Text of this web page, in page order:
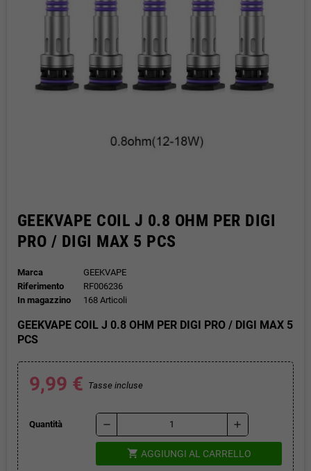
GEEKVAPE COIL J 0.8 OHM PER DIGI
PRO / DIGI MAX 5 PCS
Marca
GEEKVAPE
Riferimento
RF006236
In magazzino
168 Articoli
GEEKVAPE COIL J 0.8 OHM PER DIGI PRO / DIGI MAX 5
PCS
9,99 € Tasse incluse
Quantità remove add
shopping_cart AGGIUNGI AL CARRELLO